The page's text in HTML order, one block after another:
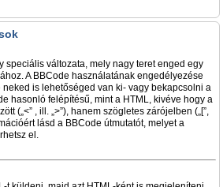
speciális változata, mely nagy teret enged egy
A BBCode használatának engedélyezése
is lehetőséged van ki- vagy bekapcsolni a
hasonló felépítésű, mint a HTML, kivéve hogy a
(„<” , ill. „>”), hanem szögletes zárójelben („[”,
lásd a BBCode útmutatót, melyet a
el.